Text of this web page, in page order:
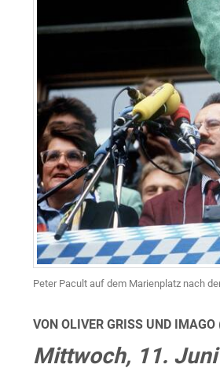
Peter Pacult auf dem Marienplatz nach
VON OLIVER GRISS UND IMAGO
Mittwoch, 11. Juni